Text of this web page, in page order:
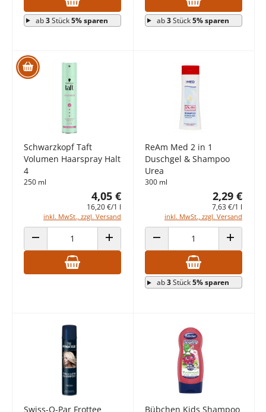
ab3Stück5% sparen ab3Stück5% sparen
Schwarzkopf Taft
Volumen Haarspray Halt
4
250 ml
4,05 €
16,20 €/1 l
inkl. MwSt., zzgl. Versand
ANZAHL VERRINGERN ANZAHL ERHÖHEN
ReAm Med 2 in 1
Duschgel & Shampoo
Urea
300 ml
2,29 €
7,63 €/1 l
inkl. MwSt., zzgl. Versand
ANZAHL VERRINGERN ANZAHL
ab3Stück5% sparen
Swiss-O-Par Frottee
Bübchen Kids Shampoo